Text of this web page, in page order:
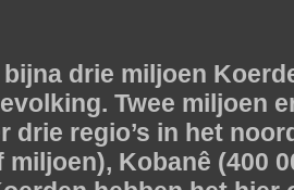
drie miljoen
Twee miljoen
drie regio’s in het
miljoen), Kobanê (400